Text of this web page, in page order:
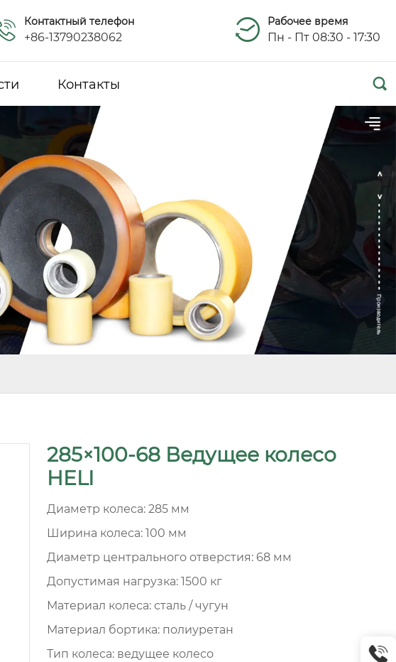
Контактный телефон
+86-13790238062
Рабочее время
Пн - Пт 08:30 - 17:30
Контакты 
285×100-68 Ведущее колесо
HELI
Диаметр колеса: 285 мм
Ширина колеса: 100 мм
Диаметр центрального отверстия: 68 мм
Допустимая нагрузка: 1500 кг
Материал колеса: сталь / чугун
Материал бортика: полиуретан
Тип колеса: ведущее колесо